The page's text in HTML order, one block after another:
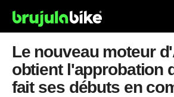
Le nouveau moteur
obtient l'approbation
fait ses débuts en